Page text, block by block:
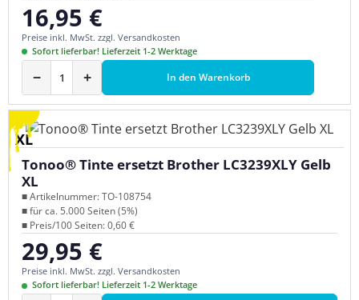
Regulärer Preis:
16,95 €
Preise inkl. MwSt. zzgl. Versandkosten
Sofort lieferbar! Lieferzeit 1-2 Werktage
− + In den Warenkorb
XL
Tonoo® Tinte ersetzt Brother LC3239XLY Gelb
XL
■ Artikelnummer: TO-108754
■ für ca. 5.000 Seiten (5%)
■ Preis/100 Seiten: 0,60 €
Regulärer Preis:
29,95 €
Preise inkl. MwSt. zzgl. Versandkosten
Sofort lieferbar! Lieferzeit 1-2 Werktage